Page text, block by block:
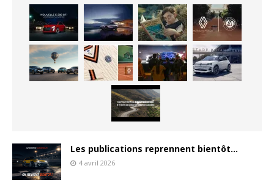
Les publications reprennent bientôt…
4 avril 2026